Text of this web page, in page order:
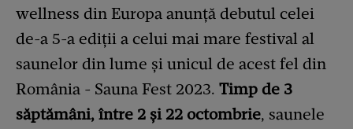
wellness din Europa anunță debutul celei
de-a 5-a ediții a celui mai mare festival al
saunelor din lume și unicul de acest fel din
România - Sauna Fest 2023. Timp de 3
săptămâni, între 2 și 22 octombrie, saunele